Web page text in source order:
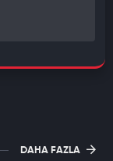
DAHA FAZLA